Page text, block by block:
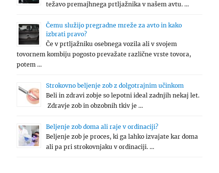
težavo premajhnega prtljažnika v našem avtu. …
Čemu služijo pregradne mreže za avto in kako
izbrati pravo?
Če v prtljažniku osebnega vozila ali v svojem
tovornem kombiju pogosto prevažate različne vrste tovora,
potem …
Strokovno beljenje zob z dolgotrajnim učinkom
Beli in zdravi zobje so lepotni ideal zadnjih nekaj let.
Zdravje zob in obzobnih tkiv je …
Beljenje zob doma ali raje v ordinaciji?
Beljenje zob je proces, ki ga lahko izvajate kar doma
ali pa pri strokovnjaku v ordinaciji. …